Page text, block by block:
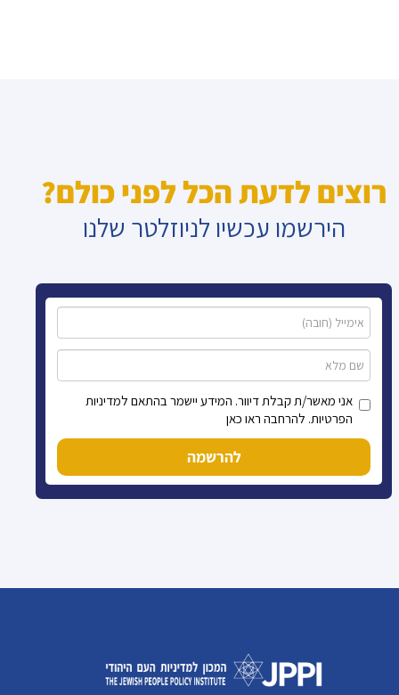
רוצים לדעת הכל לפני כולם?
הירשמו עכשיו לניוזלטר שלנו
אני מאשר/ת קבלת דיוור. המידע יישמר בהתאם למדיניות
הפרטיות. להרחבה ראו כאן
להרשמה